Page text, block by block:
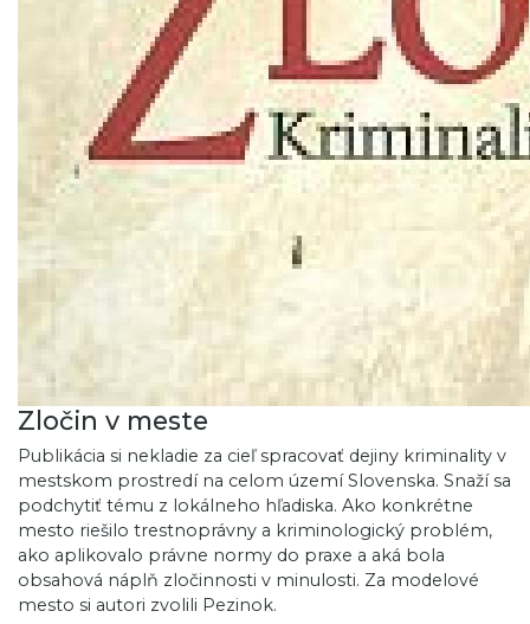
Zločin v meste
Publikácia si nekladie za cieľ spracovať dejiny kriminality v
mestskom prostredí na celom území Slovenska. Snaží sa
podchytiť tému z lokálneho hľadiska. Ako konkrétne
mesto riešilo trestnoprávny a kriminologický problém,
ako aplikovalo právne normy do praxe a aká bola
obsahová náplň zločinnosti v minulosti. Za modelové
mesto si autori zvolili Pezinok.